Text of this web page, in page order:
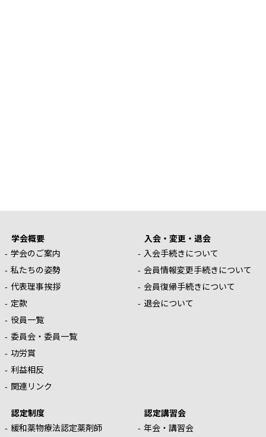
学会概要
学会のご案内
私たちの姿勢
代表理事挨拶
定款
役員一覧
委員会・委員一覧
功労賞
利益相反
関連リンク
入会・変更・退会
入会手続きについて
会員情報変更手続きについて
会員復帰手続きについて
退会について
認定制度
緩和薬物療法認定薬剤師
認定講習会
年会・講習会